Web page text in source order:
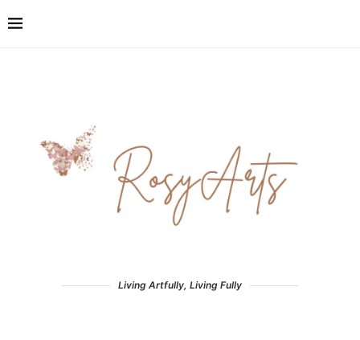
Living Artfully, Living Fully